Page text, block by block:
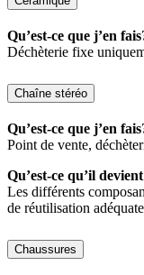
Qu’est-ce que j’en
Déchèterie fixe
Chaîne stéréo
Qu’est-ce que j’en
Point de vente,
Qu’est-ce qu’il
Les différents
de réutilisation
Chaussures